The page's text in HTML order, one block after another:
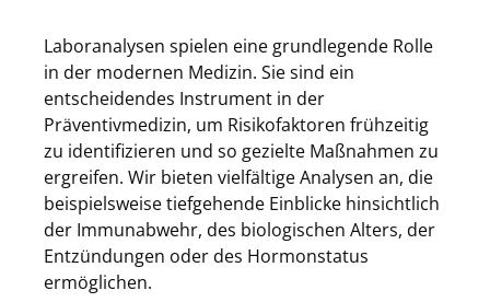
Laboranalysen spielen eine grundlegende Rolle
in der modernen Medizin. Sie sind ein
entscheidendes Instrument in der
Präventivmedizin, um Risikofaktoren frühzeitig
zu identifizieren und so gezielte Maßnahmen zu
ergreifen. Wir bieten vielfältige Analysen an, die
beispielsweise tiefgehende Einblicke hinsichtlich
der Immunabwehr, des biologischen Alters, der
Entzündungen oder des Hormonstatus
ermöglichen.